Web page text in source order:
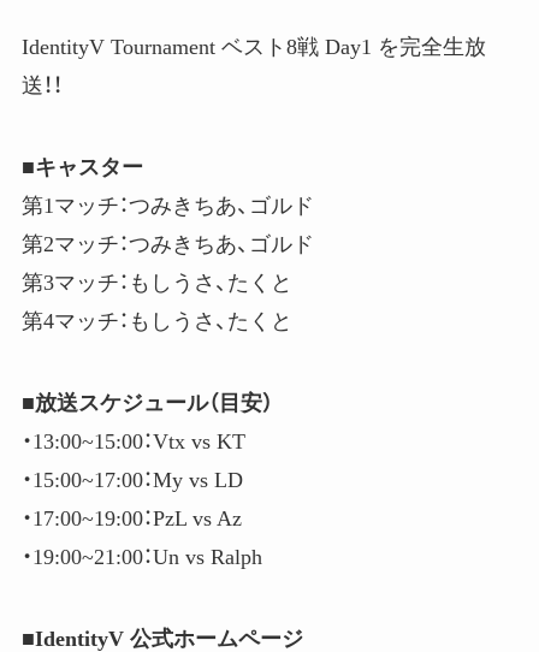
IdentityV Tournament ベスト8戦 Day1 を完全生放
送！！
■キャスター
第1マッチ：つみきちあ、ゴルド
第2マッチ：つみきちあ、ゴルド
第3マッチ：もしうさ、たくと
第4マッチ：もしうさ、たくと
■放送スケジュール（目安）
・13:00​​~15:00​​：Vtx vs KT
・15:00​​~17:00​​：My vs LD
・17:00​​~19:00​​：PzL vs Az
・19:00​​~21:00​​：Un vs Ralph
■IdentityV 公式ホームページ